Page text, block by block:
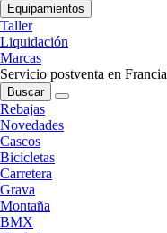
Equipamientos
Taller
Liquidación
Marcas
Servicio postventa en Francia
Buscar
Rebajas
Novedades
Cascos
Bicicletas
Carretera
Grava
Montaña
BMX